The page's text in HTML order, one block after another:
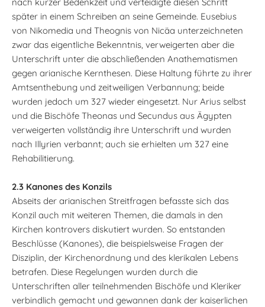
später in einem Schreiben an seine Gemeinde. Eusebius
von Nikomedia und Theognis von Nicäa unterzeichneten
zwar das eigentliche Bekenntnis, verweigerten aber die
Unterschrift unter die abschließenden Anathematismen
gegen arianische Kernthesen. Diese Haltung führte zu ihrer
Amtsenthebung und zeitweiligen Verbannung; beide
wurden jedoch um 327 wieder eingesetzt. Nur Arius selbst
und die Bischöfe Theonas und Secundus aus Ägypten
verweigerten vollständig ihre Unterschrift und wurden
nach Illyrien verbannt; auch sie erhielten um 327 eine
Rehabilitierung.
2.3 Kanones des Konzils
Abseits der arianischen Streitfragen befasste sich das
Konzil auch mit weiteren Themen, die damals in den
Kirchen kontrovers diskutiert wurden. So entstanden
Beschlüsse (Kanones), die beispielsweise Fragen der
Disziplin, der Kirchenordnung und des klerikalen Lebens
betrafen. Diese Regelungen wurden durch die
Unterschriften aller teilnehmenden Bischöfe und Kleriker
verbindlich gemacht und gewannen dank der kaiserlichen